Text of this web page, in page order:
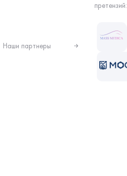
претензий:
Наши партнеры